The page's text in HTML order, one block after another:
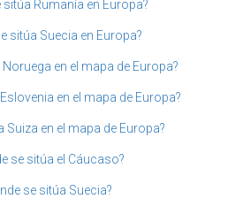
sitúa Rumanía en Europa?
sitúa Suecia en Europa?
en el mapa de Europa?
en el mapa de Europa?
Suiza en el mapa de Europa?
se sitúa el Cáucaso?
se sitúa Suecia?